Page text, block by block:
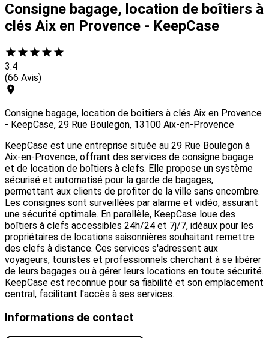
Consigne bagage, location de boîtiers à
clés Aix en Provence - KeepCase
3.4
(66 Avis)
Consigne bagage, location de boîtiers à clés Aix en Provence
- KeepCase, 29 Rue Boulegon, 13100 Aix-en-Provence
KeepCase est une entreprise située au 29 Rue Boulegon à
Aix-en-Provence, offrant des services de consigne bagage
et de location de boîtiers à clefs. Elle propose un système
sécurisé et automatisé pour la garde de bagages,
permettant aux clients de profiter de la ville sans encombre.
Les consignes sont surveillées par alarme et vidéo, assurant
une sécurité optimale. En parallèle, KeepCase loue des
boîtiers à clefs accessibles 24h/24 et 7j/7, idéaux pour les
propriétaires de locations saisonnières souhaitant remettre
des clefs à distance. Ces services s'adressent aux
voyageurs, touristes et professionnels cherchant à se libérer
de leurs bagages ou à gérer leurs locations en toute sécurité.
KeepCase est reconnue pour sa fiabilité et son emplacement
central, facilitant l'accès à ses services.
Informations de contact